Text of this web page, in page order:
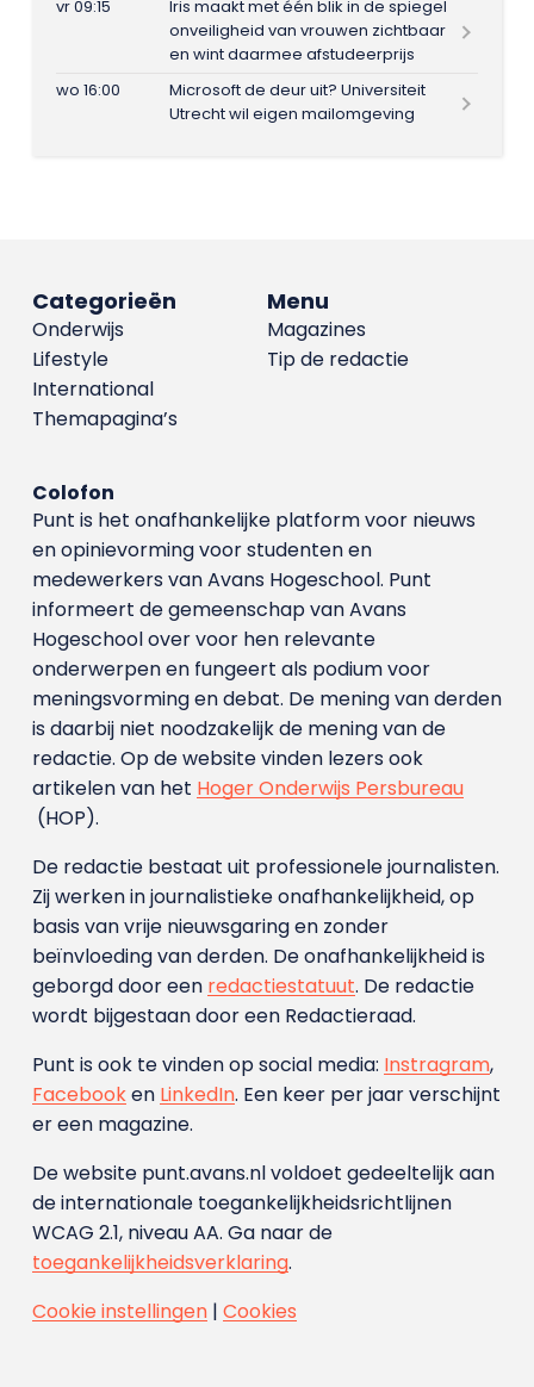
vr 09:15
Iris maakt met één blik in de spiegel
onveiligheid van vrouwen zichtbaar
en wint daarmee afstudeerprijs
wo 16:00
Microsoft de deur uit? Universiteit
Utrecht wil eigen mailomgeving
Menu
Magazines
Tip de redactie
Categorieën
Onderwijs
Lifestyle
International
Themapagina’s
Colofon
Punt is het onafhankelijke platform voor nieuws
en opinievorming voor studenten en
medewerkers van Avans Hoge­school. Punt
informeert de gemeenschap van Avans
Hogeschool over voor hen relevante
onderwerpen en fungeert als podium voor
meningsvorming en debat. De mening van derden
is daarbij niet noodzakelijk de mening van de
redactie. Op de website vinden lezers ook
artikelen van het Hoger Onderwijs Persbureau
(HOP).
De redactie bestaat uit professionele journalisten.
Zij werken in journalistieke onafhankelijkheid, op
basis van vrije nieuwsgaring en zonder
beïnvloeding van derden. De onafhankelijkheid is
geborgd door een redactiestatuut. De redactie
wordt bijgestaan door een Redactieraad.
Punt is ook te vinden op social media: Instragram,
Facebooken LinkedIn. Een keer per jaar verschijnt
er een magazine.
De website punt.avans.nl voldoet gedeeltelijk aan
de internationale toegankelijkheidsrichtlijnen
WCAG 2.1, niveau AA. Ga naar de
toegankelijkheidsverklaring.
Cookie instellingen| Cookies